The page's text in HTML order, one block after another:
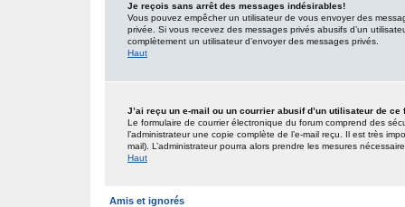
Je reçois sans arrêt des messages indésirables!
Vous pouvez empêcher un utilisateur de vous envoyer des
privée. Si vous recevez des messages privés abusifs d’un
complètement un utilisateur d’envoyer des messages privés.
Haut
J’ai reçu un e-mail ou un courrier abusif d’un utilisateur de ce
Le formulaire de courrier électronique du forum comprend des
l’administrateur une copie complète de l’e-mail reçu. Il est très
mail). L’administrateur pourra alors prendre les mesures
Haut
Amis et ignorés